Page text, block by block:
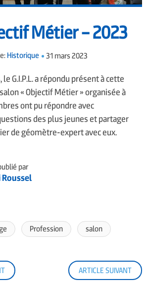
Métier – 2023
Historique 31 mars 2023
G.I.P.L. a répondu présent à cette
« Objectif Métier » organisée à
ont pu répondre avec
des plus jeunes et partager
de géomètre-expert avec eux.
par
Profession salon
ARTICLE SUIVANT